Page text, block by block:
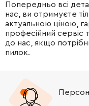
Попередньо всі
нас, ви отримуєте
актуальною ціною,
професійний сервіс
до нас, якщо
пилок.